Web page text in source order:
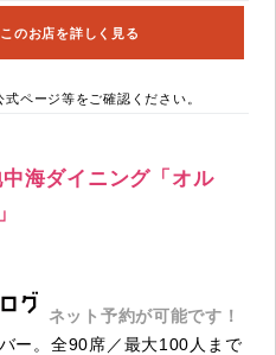
このお店を詳しく見る
ページ等をご確認ください。
海ダイニング「オル
ネット予約が可能です！
ー。全90席／最大100人まで